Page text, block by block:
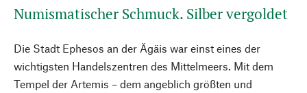
Numismatischer Schmuck. Silber vergoldet
Die Stadt Ephesos an der Ägäis war einst eines der
wichtigsten Handelszentren des Mittelmeers. Mit dem
Tempel der Artemis – dem angeblich größten und